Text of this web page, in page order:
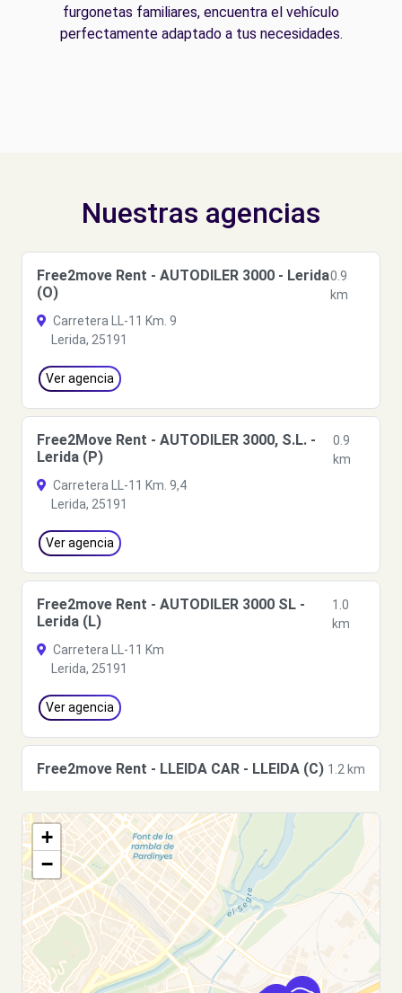
furgonetas familiares, encuentra el vehículo
perfectamente adaptado a tus necesidades.
Nuestras agencias
Free2move Rent - AUTODILER 3000 - Lerida
(O)
0.9
km
Carretera LL-11 Km. 9
Lerida, 25191
Ver agencia
Free2Move Rent - AUTODILER 3000, S.L. -
Lerida (P)
0.9
km
Carretera LL-11 Km. 9,4
Lerida, 25191
Ver agencia
Free2move Rent - AUTODILER 3000 SL -
Lerida (L)
1.0
km
Carretera LL-11 Km
Lerida, 25191
Ver agencia
Free2move Rent - LLEIDA CAR - LLEIDA (C) 1.2 km
LLEIDA, 25190
Ver agencia
Free2move Rent - DS STORE LLEIDA CAR -
LLEIDA (D)
km
POL. INDUSTRIAL LES CANALS,8,
LLEIDA, 25190
+
−